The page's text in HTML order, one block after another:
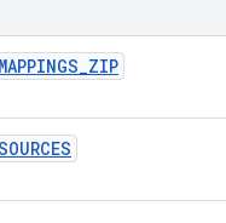
MAPPINGS_ZIP